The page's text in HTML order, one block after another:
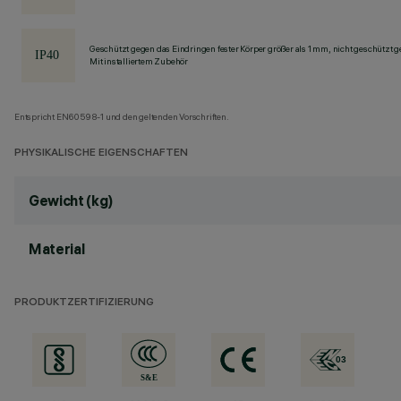
Geschützt gegen das Eindringen fester Körper größer als 1 mm, nicht geschützt
Mit installiertem Zubehör
Entspricht EN60598-1 und den geltenden Vorschriften.
PHYSIKALISCHE EIGENSCHAFTEN
Gewicht (kg)
Material
PRODUKTZERTIFIZIERUNG